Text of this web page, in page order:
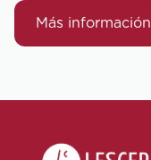
Más información